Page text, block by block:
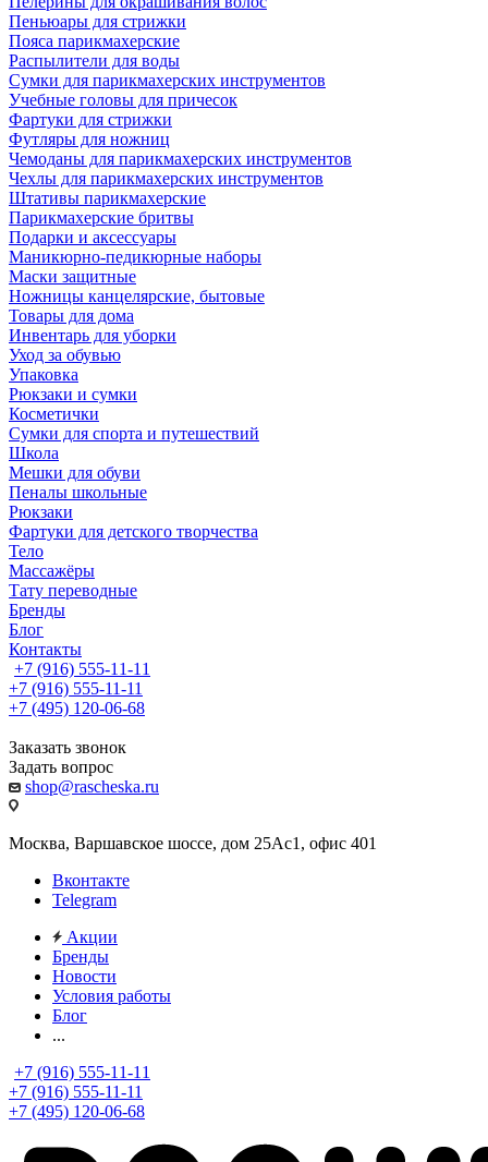
Пеньюары для стрижки
Пояса парикмахерские
Распылители для воды
Сумки для парикмахерских инструментов
Учебные головы для причесок
Фартуки для стрижки
Футляры для ножниц
Чемоданы для парикмахерских инструментов
Чехлы для парикмахерских инструментов
Штативы парикмахерские
Парикмахерские бритвы
Подарки и аксессуары
Маникюрно-педикюрные наборы
Маски защитные
Ножницы канцелярские, бытовые
Товары для дома
Инвентарь для уборки
Уход за обувью
Упаковка
Рюкзаки и сумки
Косметички
Сумки для спорта и путешествий
Школа
Мешки для обуви
Пеналы школьные
Рюкзаки
Фартуки для детского творчества
Тело
Массажёры
Тату переводные
Бренды
Блог
Контакты
+7 (916) 555-11-11
+7 (916) 555-11-11
+7 (495) 120-06-68
Заказать звонок
Задать вопрос
shop@rascheska.ru
Москва, Варшавское шоссе, дом 25Аc1, офис 401
Вконтакте
Telegram
Акции
Бренды
Новости
Условия работы
Блог
...
+7 (916) 555-11-11
+7 (916) 555-11-11
+7 (495) 120-06-68